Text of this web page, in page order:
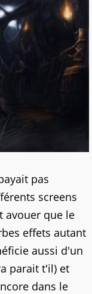
pas
screens
avouer que le
effets autant
aussi d'un
parait t'il) et
dans le